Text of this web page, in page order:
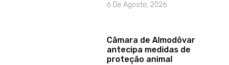
6 De Agosto, 2026
Câmara de Almodôvar
antecipa medidas de
proteção animal